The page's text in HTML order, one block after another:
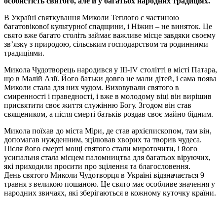
В Україні святкування Миколи Теплого є частиною
багатовікової культурної спадщини, і Ніжин – не виняток. Це
свято вже багато століть займає важливе місце завдяки своєму
зв’язку з природою, сільським господарством та родинними
традиціями.
Микола Чудотворець народився у III-IV столітті в місті Патара,
що в Малій Азії. Його батьки довго не мали дітей, і сама поява
Миколи стала для них чудом. Виховували святого в
смиренності і праведності, і вже в молодому віці він вирішив
присвятити своє життя служінню Богу. Згодом він став
священиком, а після смерті батьків роздав своє майно бідним.
Микола поїхав до міста Міри, де став архієпископом, там він,
допомагав нужденним, зцілював хворих та творив чудеса.
Після його смерті мощі святого стали мироточити, і його
усипальня стала місцем паломництва для багатьох віруючих,
які приходили просити про зцілення та благословення.
День святого Миколи Чудотворця в Україні відзначається 9
травня з великою пошаною. Це свято має особливе значення у
народних звичаях, які зберігаються в кожному куточку країни.